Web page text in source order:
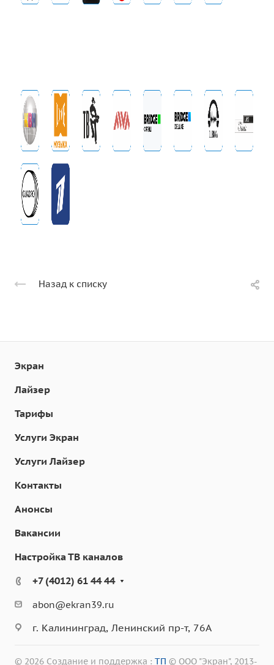
Назад к списку
Экран
Лайзер
Тарифы
Услуги Экран
Услуги Лайзер
Контакты
Анонсы
Вакансии
Настройка ТВ каналов
+7 (4012) 61 44 44
abon@ekran39.ru
г. Калининград, Ленинский пр-т, 76А
© 2026 Создание и поддержка : ТП © ООО "Экран", 2013-